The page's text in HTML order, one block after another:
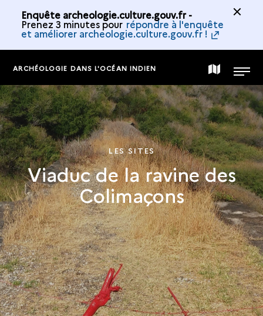
Enquête archeologie.culture.gouv.fr -
Prenez 3 minutes pour répondre à l'enquête
et améliorer archeologie.culture.gouv.fr !
ARCHÉOLOGIE DANS L'OCÉAN INDIEN CARTE
DE
LA
COLLECTION
MENU
LES SITES
Viaduc de la ravine des
Colimaçons